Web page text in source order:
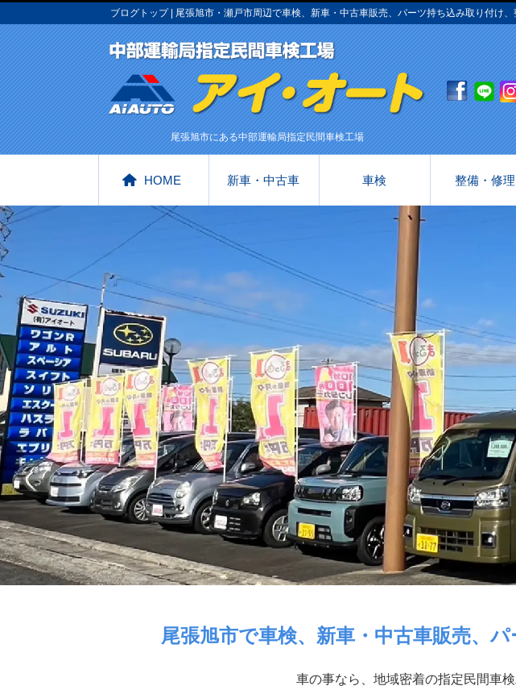
ブログトップ | 尾張旭市・瀬戸市周辺で車検、新車・中古車販売、パーツ持ち込み取り付け
尾張旭市にある中部運輸局指定民間車検工場
HOME 新車・中古車 車検 整備・修理
尾張旭市で車検、新車・中古車販売、
車の事なら、地域密着の指定民間車